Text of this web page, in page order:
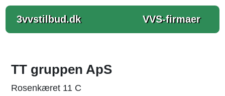
3vvstilbud.dk VVS-firmaer
TT gruppen ApS
Rosenkæret 11 C